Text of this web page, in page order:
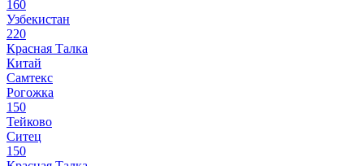
160
Узбекистан
220
Красная Талка
Китай
Самтекс
Рогожка
150
Тейково
Ситец
150